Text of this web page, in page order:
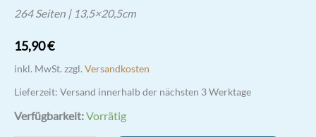
264 Seiten | 13,5×20,5cm
15,90€
inkl. MwSt. zzgl. Versandkosten
Lieferzeit: Versand innerhalb der nächsten 3 Werktage
Verfügbarkeit:Vorrätig